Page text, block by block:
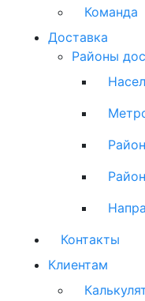
Команда
Доставка
Районы
Контакты
Клиентам